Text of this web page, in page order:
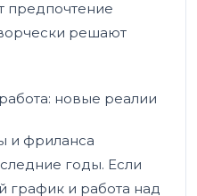
предпочтение
решают
новые реалии
и фриланса
годы. Если
график и работа над